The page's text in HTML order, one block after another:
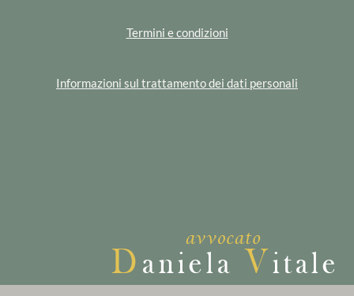
Termini e condizioni
Informazioni sul trattamento dei dati personali